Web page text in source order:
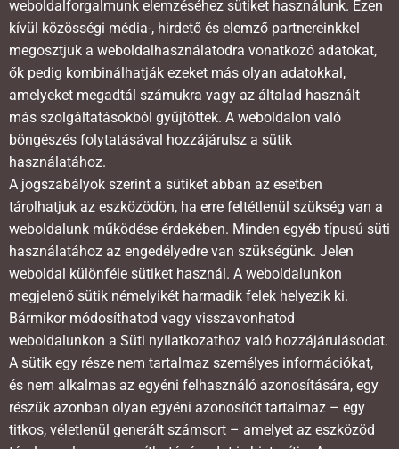
weboldalforgalmunk elemzéséhez sütiket használunk. Ezen
kívül közösségi média-, hirdető és elemző partnereinkkel
megosztjuk a weboldalhasználatodra vonatkozó adatokat,
ők pedig kombinálhatják ezeket más olyan adatokkal,
amelyeket megadtál számukra vagy az általad használt
más szolgáltatásokból gyűjtöttek. A weboldalon való
böngészés folytatásával hozzájárulsz a sütik
használatához.
A jogszabályok szerint a sütiket abban az esetben
tárolhatjuk az eszközödön, ha erre feltétlenül szükség van a
weboldalunk működése érdekében. Minden egyéb típusú süti
használatához az engedélyedre van szükségünk. Jelen
weboldal különféle sütiket használ. A weboldalunkon
megjelenő sütik némelyikét harmadik felek helyezik ki.
Bármikor módosíthatod vagy visszavonhatod
weboldalunkon a Süti nyilatkozathoz való hozzájárulásodat.
A sütik egy része nem tartalmaz személyes információkat,
és nem alkalmas az egyéni felhasználó azonosítására, egy
részük azonban olyan egyéni azonosítót tartalmaz – egy
titkos, véletlenül generált számsort – amelyet az eszközöd